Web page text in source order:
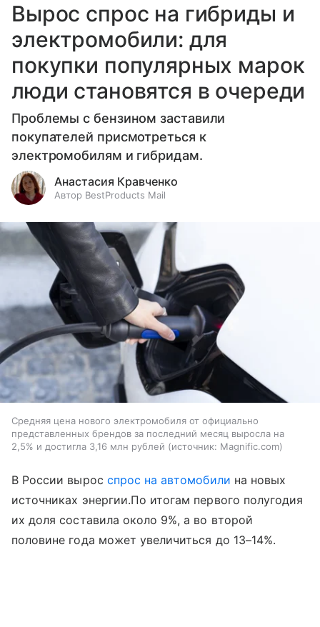
Вырос спрос на гибриды и
электромобили: для
покупки популярных марок
люди становятся в очереди
Проблемы с бензином заставили
покупателей присмотреться к
электромобилям и гибридам.
Анастасия Кравченко
Автор BestProducts Mail
Средняя цена нового электромобиля от официально
представленных брендов за последний месяц выросла на
2,5% и достигла 3,16 млн рублей
источник: Magnific.com
В России вырос спрос на автомобили на новых
источниках энергии.По итогам первого полугодия
их доля составила около 9%, а во второй
половине года может увеличиться до 13–14%.